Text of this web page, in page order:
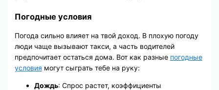
Погодные условия
Погода сильно влияет на твой доход. В плохую погоду
люди чаще вызывают такси, а часть водителей
предпочитает остаться дома. Вот как разные погодные
условия могут сыграть тебе на руку:
Дождь: Спрос растет, коэффициенты